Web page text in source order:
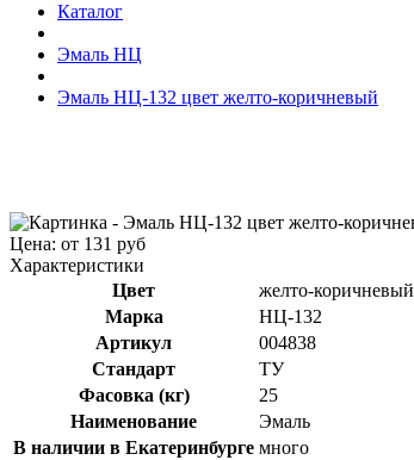
Каталог
Эмаль НЦ
Эмаль НЦ-132 цвет желто-коричневый
Цена: от 131 руб
Характеристики
Цвет
желто-коричневый
Марка
НЦ-132
Артикул
004838
Стандарт
ТУ
Фасовка (кг)
25
Наименование
Эмаль
В наличии в Екатеринбурге много